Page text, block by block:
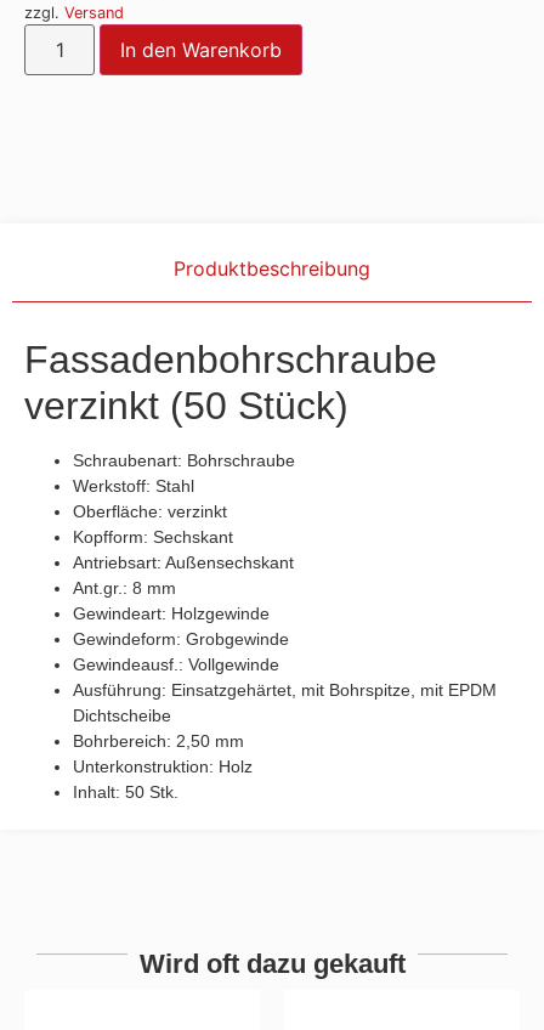
zzgl. Versand
In den Warenkorb
Produktbeschreibung
Fassadenbohrschraube
verzinkt (50 Stück)
Schraubenart: Bohrschraube
Werkstoff: Stahl
Oberfläche: verzinkt
Kopfform: Sechskant
Antriebsart: Außensechskant
Ant.gr.: 8 mm
Gewindeart: Holzgewinde
Gewindeform: Grobgewinde
Gewindeausf.: Vollgewinde
Ausführung: Einsatzgehärtet, mit Bohrspitze, mit EPDM
Dichtscheibe
Bohrbereich: 2,50 mm
Unterkonstruktion: Holz
Inhalt: 50 Stk.
Wird oft dazu gekauft